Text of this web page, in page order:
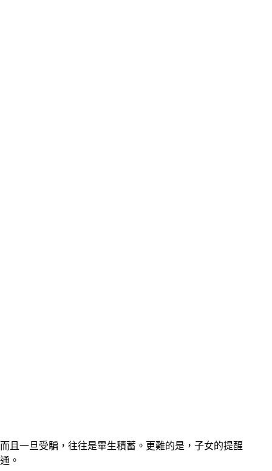
一旦受騙，往往是畢生積蓄。更難的是，子女的提醒
。